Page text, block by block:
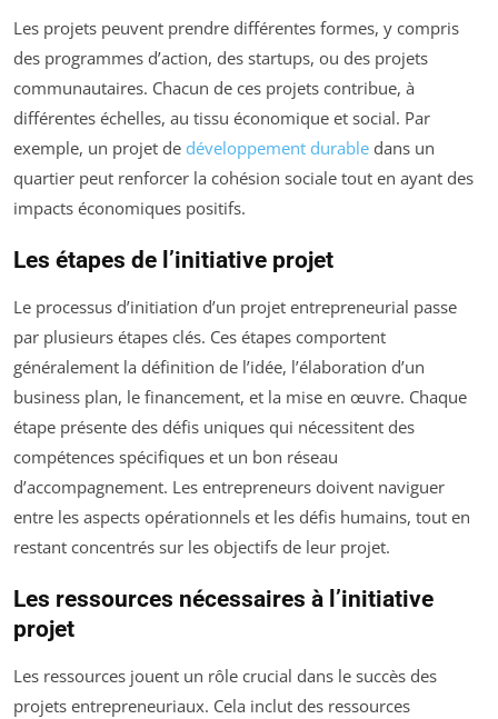
Les projets peuvent prendre différentes formes, y compris
des programmes d’action, des startups, ou des projets
communautaires. Chacun de ces projets contribue, à
différentes échelles, au tissu économique et social. Par
exemple, un projet de développement durable dans un
quartier peut renforcer la cohésion sociale tout en ayant des
impacts économiques positifs.
Les étapes de l’initiative projet
Le processus d’initiation d’un projet entrepreneurial passe
par plusieurs étapes clés. Ces étapes comportent
généralement la définition de l’idée, l’élaboration d’un
business plan, le financement, et la mise en œuvre. Chaque
étape présente des défis uniques qui nécessitent des
compétences spécifiques et un bon réseau
d’accompagnement. Les entrepreneurs doivent naviguer
entre les aspects opérationnels et les défis humains, tout en
restant concentrés sur les objectifs de leur projet.
Les ressources nécessaires à l’initiative
projet
Les ressources jouent un rôle crucial dans le succès des
projets entrepreneuriaux. Cela inclut des ressources